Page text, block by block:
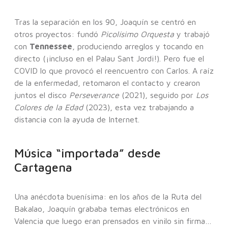
Tras la separación en los 90, Joaquín se centró en
otros proyectos: fundó Picolísimo Orquesta y trabajó
con Tennessee , produciendo arreglos y tocando en
directo (¡incluso en el Palau Sant Jordi!). Pero fue el
COVID lo que provocó el reencuentro con Carlos. A raíz
de la enfermedad, retomaron el contacto y crearon
juntos el disco Perseverance (2021), seguido por Los
Colores de la Edad(2023), esta vez trabajando a
distancia con la ayuda de Internet.
Música “importada” desde
Cartagena
Una anécdota buenísima: en los años de la Ruta del
Bakalao, Joaquín grababa temas electrónicos en
Valencia que luego eran prensados en vinilo sin firma…